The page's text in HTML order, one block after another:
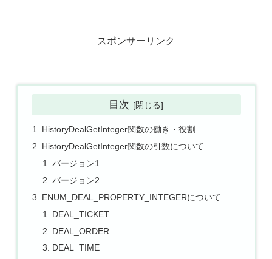
スポンサーリンク
目次
HistoryDealGetInteger関数の働き・役割
HistoryDealGetInteger関数の引数について
バージョン1
バージョン2
ENUM_DEAL_PROPERTY_INTEGERについて
DEAL_TICKET
DEAL_ORDER
DEAL_TIME